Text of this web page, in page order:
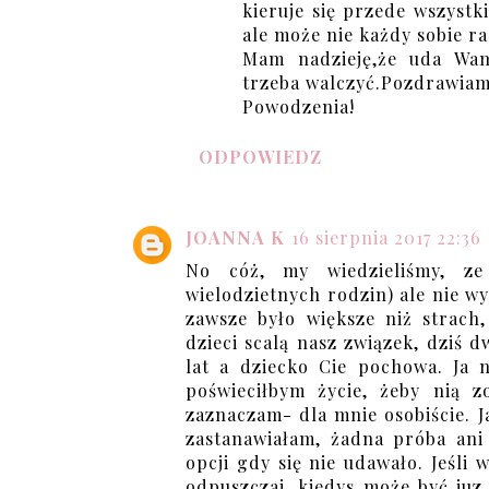
kieruje się przede
ale może nie każdy sobie
Mam nadzieję,że uda
trzeba
Powodzenia!
ODPOWIEDZ
JOANNA K 16 sierpnia 2017 22:36
No cóż, my wiedzieliśmy,
wielodzietnych rodzin) ale nie
zawsze było większe niż
dzieci scalą nasz związek, dziś
lat a dziecko Cie pochowa. Ja
poświeciłbym życie, żeby nią
zaznaczam- dla mnie osobiście.
zastanawiałam, żadna próba
opcji gdy się nie udawało. Jeśli